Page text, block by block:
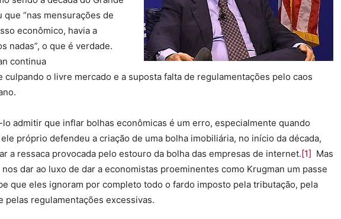
“nas mensurações de
econômico, havia a
nadas”, o que é verdade.
continua
culpando o livre mercado e a suposta falta de regulamentações pelo caos
admitir que inflar bolhas econômicas é um erro, especialmente quando
próprio defendeu a criação de uma bolha imobiliária, no início da década,
a ressaca provocada pelo estouro da bolha das empresas de internet.[1] Mas
dar ao luxo de dar a economistas proeminentes como Krugman um passe
que eles ignoram por completo todo o fardo imposto pela tributação, pela
pelas regulamentações excessivas.